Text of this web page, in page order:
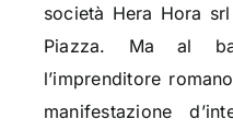
società Hera Hora
Piazza. Ma al
l’imprenditore
manifestazione